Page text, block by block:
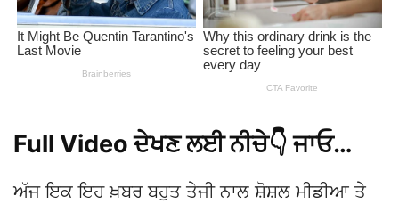
Full Video ਦੇਖਣ ਲਈ ਨੀਚੇ👇 ਜਾਓ…
ਅੱਜ ਇਕ ਇਹ ਖ਼ਬਰ ਬਹੁਤ ਤੇਜੀ ਨਾਲ ਸ਼ੋਸ਼ਲ ਮੀਡੀਆ ਤੇ